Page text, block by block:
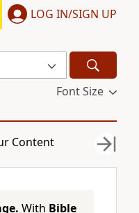
LOG IN/SIGN UP
Font Size
Content
With Bible